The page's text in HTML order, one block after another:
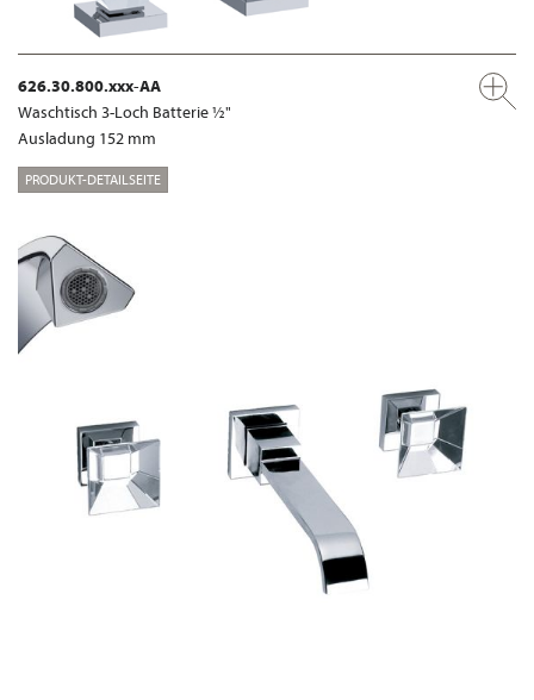
626.30.800.xxx-AA
Waschtisch 3-Loch Batterie ½"
Ausladung 152 mm
PRODUKT-DETAILSEITE